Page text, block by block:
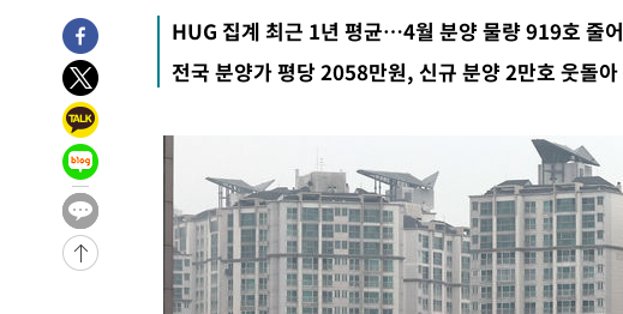
-19174초 전 >
[속보] 뉴욕증시, 일제 하락 마감…나스닥 0.06%↓
HUG 집계 최근 1년 평균…4월 분양 물량 919호 줄어
전국 분양가 평당 2058만원, 신규 분양 2만호 웃돌아